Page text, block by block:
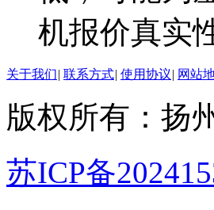
机报价真实
关于我们| 联系方式| 使用协议| 网站
版权所有：扬
苏ICP备